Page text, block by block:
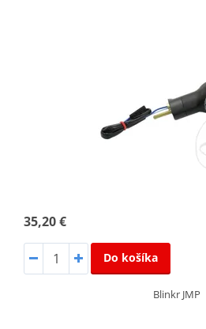
35,20 €
Do košíka
Blinkr JMP